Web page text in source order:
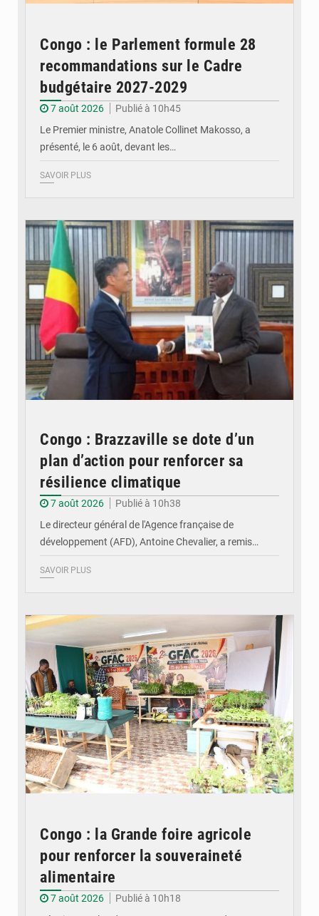
Congo : le Parlement formule 28
recommandations sur le Cadre
budgétaire 2027-2029
7 août 2026
Publié à 10h45
Le Premier ministre, Anatole Collinet Makosso, a
présenté, le 6 août, devant les…
SAVOIR PLUS
Congo : Brazzaville se dote d’un
plan d’action pour renforcer sa
résilience climatique
7 août 2026
Publié à 10h38
Le directeur général de l'Agence française de
développement (AFD), Antoine Chevalier, a remis…
SAVOIR PLUS
Congo : la Grande foire agricole
pour renforcer la souveraineté
alimentaire
7 août 2026
Publié à 10h18